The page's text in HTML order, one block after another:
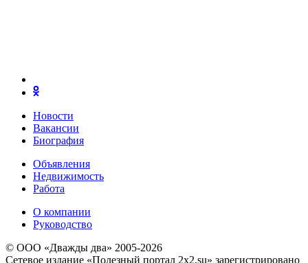
Новости
Вакансии
Биография
Объявления
Недвижимость
Работа
О компании
Руководство
© ООО «Дважды два» 2005-2026
Сетевое издание «Полезный портал 2x2.su» зарегистрировано